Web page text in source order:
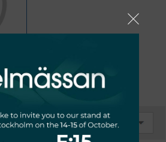
Sortuj: Domyślnie